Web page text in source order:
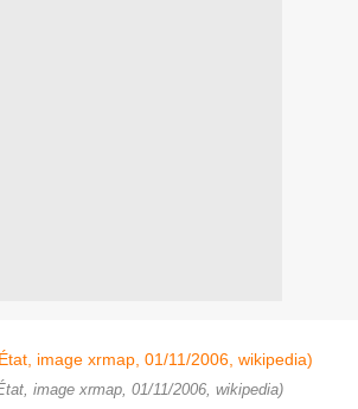
image xrmap, 01/11/2006, wikipedia)